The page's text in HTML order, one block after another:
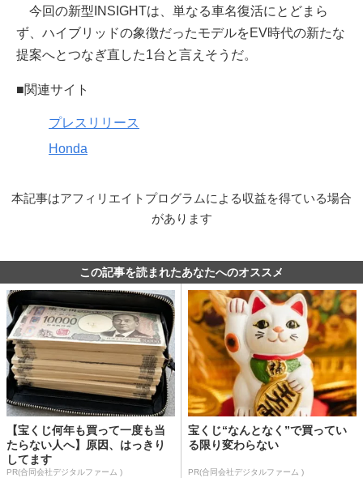
今回の新型INSIGHTは、単なる車名復活にとどまら
ず、ハイブリッドの象徴だったモデルをEV時代の新たな
提案へとつなぎ直した1台と言えそうだ。
■関連サイト
プレスリリース
Honda
本記事はアフィリエイトプログラムによる収益を得ている場合
があります
この記事を読まれたあなたへのオススメ
【宝くじ何年も買って一度も当
たらない人へ】原因、はっきり
してます
PR(合同会社デジタルファーム )
宝くじ“なんとなく”で買ってい
る限り変わらない
PR(合同会社デジタルファーム )